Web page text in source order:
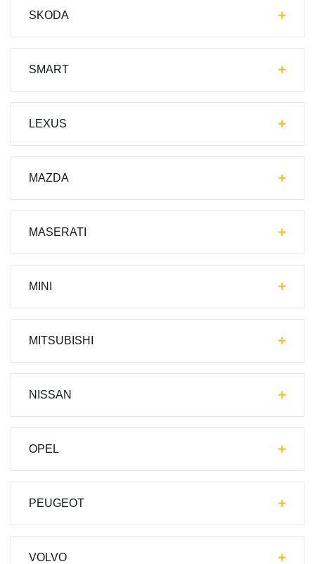
SKODA
SMART
LEXUS
MAZDA
MASERATI
MINI
MITSUBISHI
NISSAN
OPEL
PEUGEOT
VOLVO